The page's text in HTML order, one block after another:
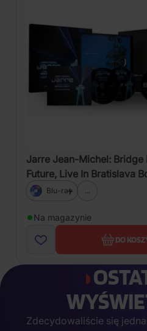
Jarre Jean-Michel: Bridge
Future, Live In Bratislava
(Limited Coloured Blue
Blu-ray ...
Na magazynie
DO
Zdecydowaliście się